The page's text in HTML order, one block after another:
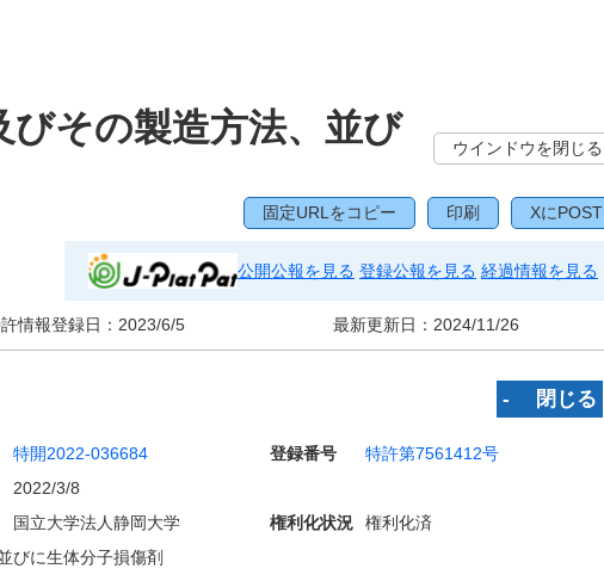
びその製造方法、並び
ウインドウを閉じる
固定URLをコピー 印刷 XにPOST
公開公報を見る 登録公報を見る 経過情報を見る
情報登録日： 2023/6/5 最新更新日： 2024/11/26
‐ 閉じる
特開2022-036684 登録番号
特許第7561412号
2022/3/8
国立大学法人静岡大学 権利化状況
権利化済
びに生体分子損傷剤